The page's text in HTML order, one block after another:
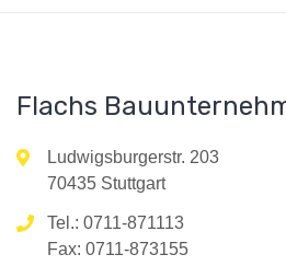
Flachs
Ludwigsburgerstr. 203
70435 Stuttgart
Tel.: 0711-871113
Fax: 0711-873155